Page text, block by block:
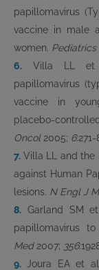
papillomavirus
vaccine in male
women. Pediatrics
6. Villa LL et
papillomavirus
vaccine in
placebo-
Oncol 2005; 6:271-
7. Villa LL and the
against Human
lesions. N Engl J
8. Garland SM
papillomavirus
Med2007; 356
9.
Joura EA et